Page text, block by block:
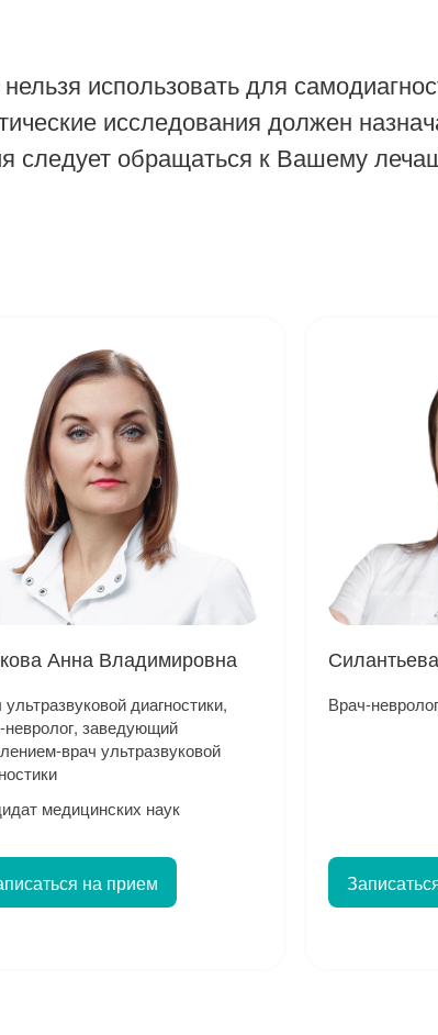
использовать для
исследования должен
следует обращаться к Вашему
Анна Владимировна
диагностики,
невролог, заведующий
врач ультразвуковой
медицинских наук
на прием
Врач-